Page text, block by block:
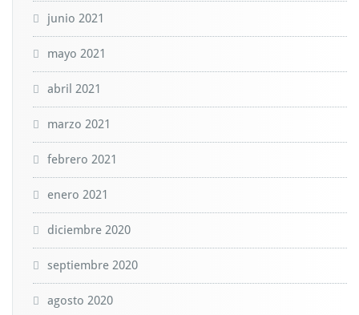
junio 2021
mayo 2021
abril 2021
marzo 2021
febrero 2021
enero 2021
diciembre 2020
septiembre 2020
agosto 2020